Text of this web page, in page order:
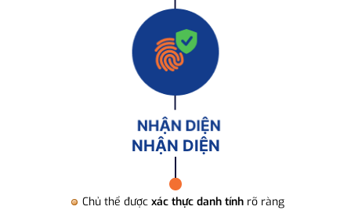
NHẬN DIỆN
Chủ thể được xác thực danh tính rõ ràng